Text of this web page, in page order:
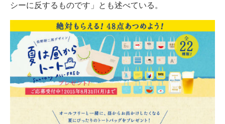
シーに反するものです」とも述べている。